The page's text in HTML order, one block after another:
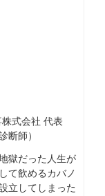
式会社 代表
断師）
獄だった人生が
て飲めるカバノ
立してしまった